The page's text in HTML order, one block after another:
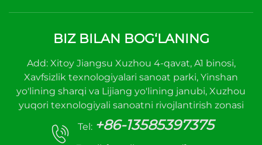
BIZ BILAN BOG‘LANING
Add: Xitoy Jiangsu Xuzhou 4-qavat, A1 binosi,
Xavfsizlik texnologiyalari sanoat parki, Yinshan
yo'lining sharqi va Lijiang yo'lining janubi, Xuzhou
yuqori texnologiyali sanoatni rivojlantirish zonasi
Tel: +86-13585397375